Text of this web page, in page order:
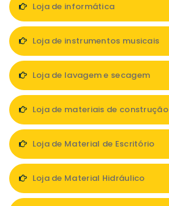
Loja de informática
Loja de instrumentos musicais
Loja de lavagem e secagem
Loja de materiais de construção
Loja de Material de Escritório
Loja de Material Hidráulico